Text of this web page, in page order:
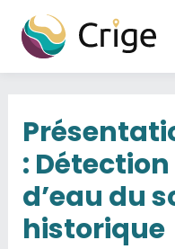
contenu
:
d’eau du
historique